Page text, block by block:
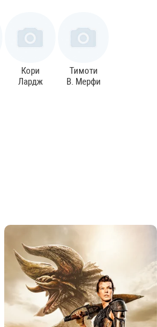
Кори
Лардж
Тимоти
В. Мерфи